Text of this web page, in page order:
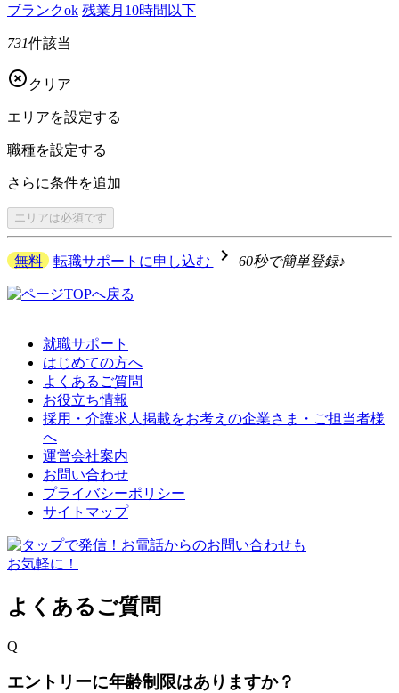
ブランクok 残業月10時間以下
731件該当
 クリア
エリアを設定する
職種を設定する
さらに条件を追加
エリアは必須です
無料 転職サポートに申し込む navigate_next 60秒で簡単登録♪
就職サポート
はじめての方へ
よくあるご質問
お役立ち情報
採用・介護求人掲載をお考えの企業さま・ご担当者様
へ
運営会社案内
お問い合わせ
プライバシーポリシー
サイトマップ
よくあるご質問
Q
エントリーに年齢制限はありますか？